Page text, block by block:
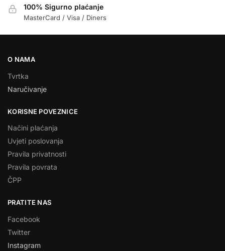
100% Sigurno plaćanje
MasterCard / Visa / Diners
O NAMA
Tvrtka
Naručivanje
KORISNE POVEZNICE
Načini plaćanja
Uvjeti poslovanja
Pravila privatnosti
Pravila povrata
ČPP
PRATITE NAS
Facebook
Twitter
Instagram